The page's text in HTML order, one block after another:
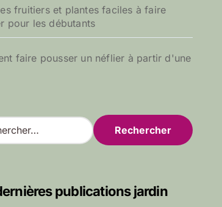
fruitiers et plantes faciles à faire
pour les débutants
faire pousser un néflier à partir d'une
publications jardin